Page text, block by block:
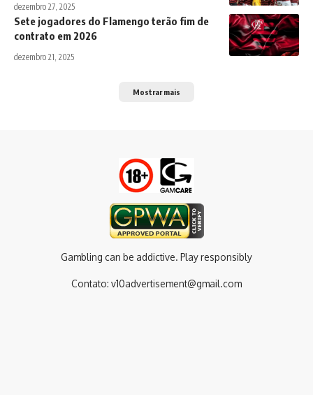
dezembro 27, 2025
Sete jogadores do Flamengo terão fim de
contrato em 2026
dezembro 21, 2025
Mostrar mais
Gambling can be addictive. Play responsibly
Contato: v10advertisement@gmail.com